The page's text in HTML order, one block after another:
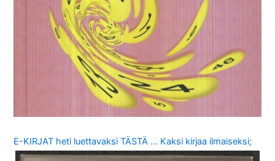
E-KIRJAT heti luettavaksi TÄSTÄ … Kaksi kirjaa ilmaiseksi;